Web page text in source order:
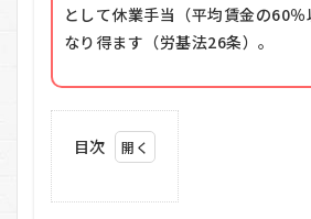
として休業手当（平均賃金の60
なり得ます（労基法26条）。
目次